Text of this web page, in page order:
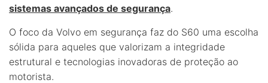
sistemas avançados de segurança.
O foco da Volvo em segurança faz do S60 uma escolha
sólida para aqueles que valorizam a integridade
estrutural e tecnologias inovadoras de proteção ao
motorista.